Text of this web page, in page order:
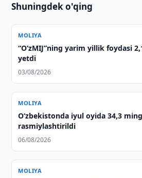
Shuningdek o'qing
MOLIYA
“O‘zMIJ”ning yarim yillik foydasi
yetdi
03/08/2026
MOLIYA
O‘zbekistonda iyul oyida 34,3
rasmiylashtirildi
06/08/2026
MOLIYA